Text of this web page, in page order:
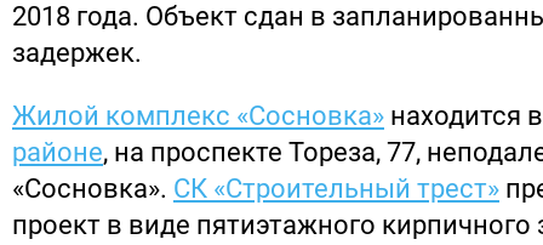
2018 года. Объект сдан в
задержек.
Жилой комплекс «Сосновка» находится
районе, на проспекте Тореза, 77,
«Сосновка». СК «Строительный трест»
проект в виде пятиэтажного кирпичного